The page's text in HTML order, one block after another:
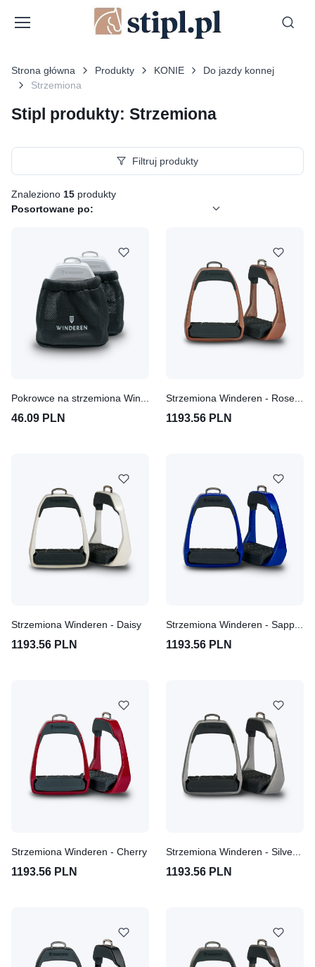
Strona główna Produkty KONIE
Do jazdy konnej
Strzemiona
Stipl produkty: Strzemiona
Filtruj produkty
Znaleziono 15 produkty
Posortowane po:
46.09 PLN 1193.56 PLN
Strzemiona Winderen - Daisy
1193.56 PLN
Strzemiona Winderen - Sapphire
1193.56 PLN
Strzemiona Winderen - Cherry
1193.56 PLN 1193.56 PLN